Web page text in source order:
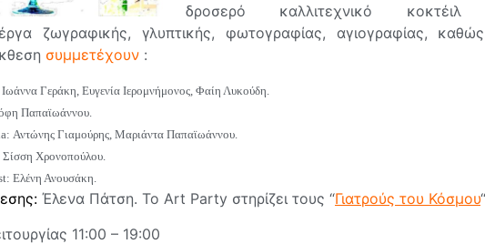
δροσερό καλλιτεχνικό κοκτέιλ
ζωγραφικής, γλυπτικής, φωτογραφίας, αγιογραφίας,
συμμετέχουν :
Γεράκη, Ευγενία Ιερομνήμονος, Φαίη Λυκούδη.
Παπαϊωάννου.
Αντώνης Γιαμούρης, Μαριάντα Παπαϊωάννου.
Σίσση Χρονοπούλου.
Ελένη Ανουσάκη.
Έλενα Πάτση. Το Art Party στηρίζει τους “Γιατρούς του Κόσμου
11:00 – 19:00